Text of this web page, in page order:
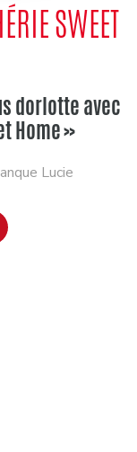
SWEET
dorlotte avec
Home »
Lucie